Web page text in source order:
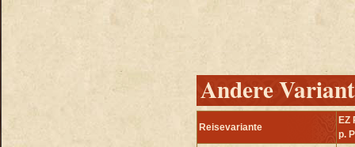
Andere
Reisevariante
EZ
p.